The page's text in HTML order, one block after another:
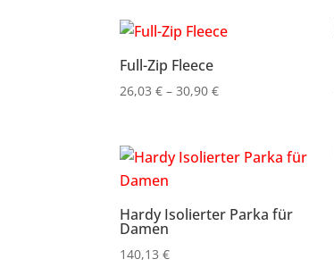
Full-Zip Fleece
26,03€ –30,90€Preisspanne:
30,90 €
Hardy Isolierter Parka für
Damen
140,13€